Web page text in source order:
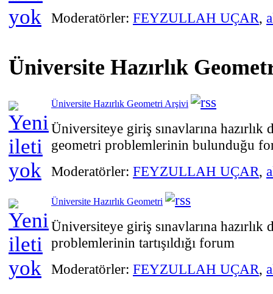
Moderatörler: FEYZULLAH UÇAR,
Üniversite Hazırlık
Üniversite Hazırlık Geometri Arşivi
Üniversiteye giriş sınavlarına hazırlık
geometri problemlerinin bulunduğu
Moderatörler: FEYZULLAH UÇAR,
Üniversite Hazırlık Geometri
Üniversiteye giriş sınavlarına hazırlık
problemlerinin tartışıldığı forum
Moderatörler: FEYZULLAH UÇAR,